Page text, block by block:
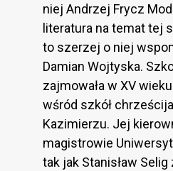
niej Andrzej Frycz
literatura na temat tej
to szerzej o niej
Damian Wojtyska.
zajmowała w XV
wśród szkół
Kazimierzu. Jej
magistrowie
tak jak Stanisław Selig